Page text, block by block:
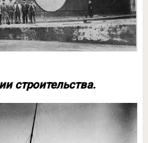
строительства.